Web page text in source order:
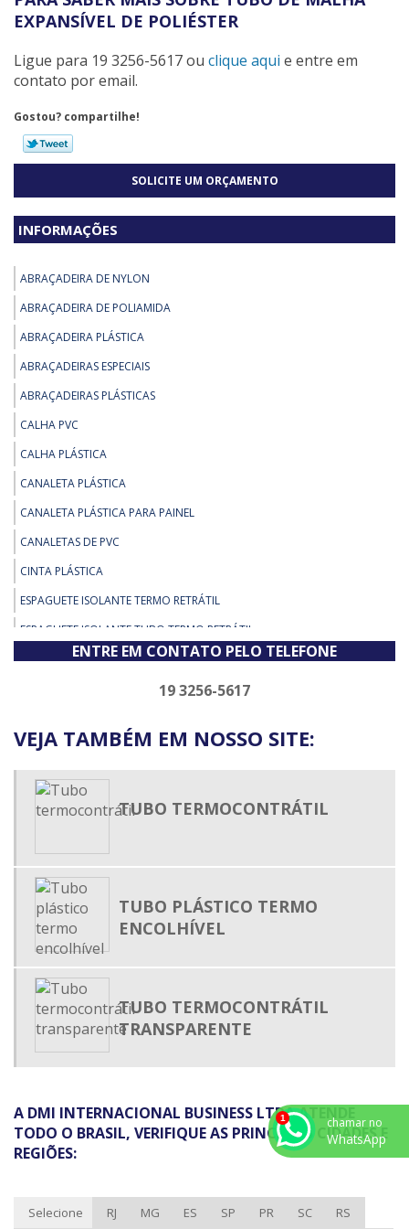
EXPANSÍVEL DE POLIÉSTER
Ligue para 19 3256-5617ou clique aqui e entre em
contato por email.
Gostou? compartilhe!
SOLICITE UM ORÇAMENTO
INFORMAÇÕES
ABRAÇADEIRA DE NYLON
ABRAÇADEIRA DE POLIAMIDA
ABRAÇADEIRA PLÁSTICA
ABRAÇADEIRAS ESPECIAIS
ABRAÇADEIRAS PLÁSTICAS
CALHA PVC
CALHA PLÁSTICA
CANALETA PLÁSTICA
CANALETA PLÁSTICA PARA PAINEL
CANALETAS DE PVC
CINTA PLÁSTICA
ESPAGUETE ISOLANTE TERMO RETRÁTIL
ESPAGUETE ISOLANTE TUBO TERMO RETRÁTIL
ESPAGUETE TERMO CONTRÁTIL
ESPAGUETE TERMO ENCOLHIVEL
ESPAGUETE TERMO RETRÁTIL ADESIVADO
ESPAGUETE TERMOCONTRÁTIL
FIXADOR DE ABRAÇADEIRA DE NYLON
PRENSA CABO
TERMO RETRÁTIL MEDIA TENSÃO
TUBO ISOLANTE TERMO RETRÁTIL
TUBO PLÁSTICO TERMO ENCOLHÍVEL
TUBO TERMO RETRÁTIL
TUBO TERMO RETRÁTIL ADESIVADO
TUBO TERMOENCOLHÍVEL
ABRAÇADEIRA DE NYLON PARA LACRE
ABRAÇADEIRA PLÁSTICA PREÇO
ENTRE EM CONTATO PELO TELEFONE
19 3256-5617
VEJA TAMBÉM EM NOSSO SITE:
TUBO TERMOCONTRÁTIL
TUBO PLÁSTICO TERMO
ENCOLHÍVEL
TUBO TERMOCONTRÁTIL
TRANSPARENTE
A DMI INTERNACIONAL BUSINESS LTDA ATENDE
TODO O BRASIL, VERIFIQUE AS PRINCIPAIS CIDADES E
REGIÕES:
Selecione RJ MG ES SP PR SC
RS
chamar no
WhatsApp